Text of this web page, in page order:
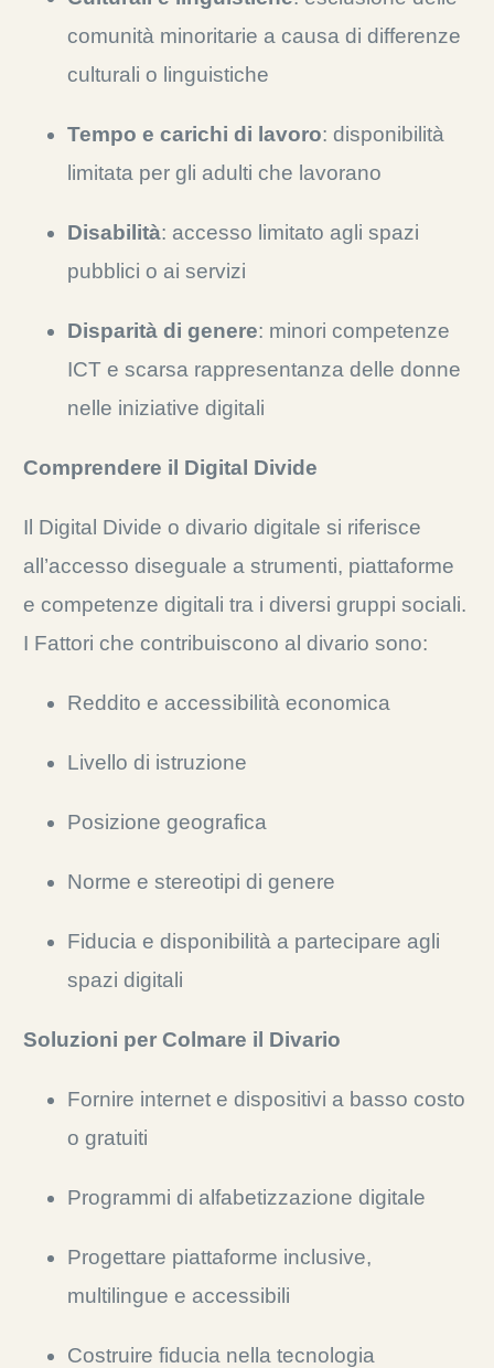
comunità minoritarie a causa di differenze
culturali o linguistiche
Tempo e carichi di lavoro: disponibilità
limitata per gli adulti che lavorano
Disabilità: accesso limitato agli spazi
pubblici o ai servizi
Disparità di genere: minori competenze
ICT e scarsa rappresentanza delle donne
nelle iniziative digitali
Comprendere il Digital Divide
Il Digital Divide o divario digitale si riferisce
all’accesso diseguale a strumenti, piattaforme
e competenze digitali tra i diversi gruppi sociali.
I Fattori che contribuiscono al divario sono:
Reddito e accessibilità economica
Livello di istruzione
Posizione geografica
Norme e stereotipi di genere
Fiducia e disponibilità a partecipare agli
spazi digitali
Soluzioni per Colmare il Divario
Fornire internet e dispositivi a basso costo
o gratuiti
Programmi di alfabetizzazione digitale
Progettare piattaforme inclusive,
multilingue e accessibili
Costruire fiducia nella tecnologia